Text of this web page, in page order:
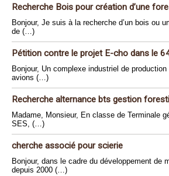
Recherche Bois pour création d’une
Bonjour, Je suis à la recherche d’un bois ou
de (…)
Pétition contre le projet E-cho dans le
Bonjour, Un complexe industriel de
avions (…)
Recherche alternance bts gestion
Madame, Monsieur, En classe de Terminale
SES, (…)
cherche associé pour scierie
Bonjour, dans le cadre du développement de
depuis 2000 (…)